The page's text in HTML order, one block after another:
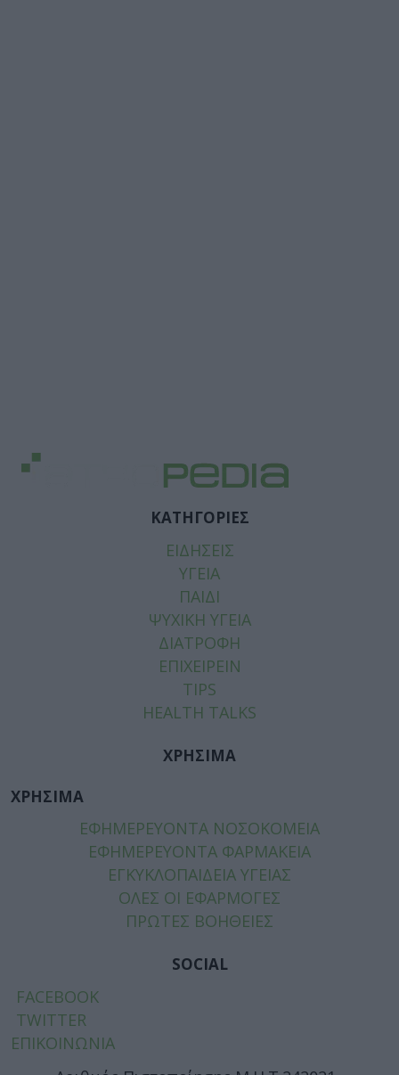
ΚΑΤΗΓΟΡΙΕΣ
ΕΙΔΗΣΕΙΣ
ΥΓΕΙΑ
ΠΑΙΔΙ
ΨΥΧΙΚΗ ΥΓΕΙΑ
ΔΙΑΤΡΟΦΗ
ΕΠΙΧΕΙΡΕΙΝ
TIPS
HEALTH TALKS
ΧΡΗΣΙΜΑ
ΧΡΗΣΙΜΑ
ΕΦΗΜΕΡΕΥΟΝΤΑ ΝΟΣΟΚΟΜΕΙΑ
ΕΦΗΜΕΡΕΥΟΝΤΑ ΦΑΡΜΑΚΕΙΑ
ΕΓΚΥΚΛΟΠΑΙΔΕΙΑ ΥΓΕΙΑΣ
ΟΛΕΣ ΟΙ ΕΦΑΡΜΟΓΕΣ
ΠΡΩΤΕΣ ΒΟΗΘΕΙΕΣ
SOCIAL
FACEBOOK
TWITTER
ΕΠΙΚΟΙΝΩΝΙΑ